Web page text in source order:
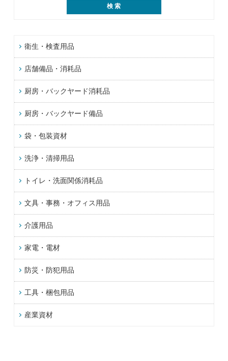
衛生・検査用品
店舗備品・消耗品
厨房・バックヤード消耗品
厨房・バックヤード備品
袋・包装資材
洗浄・清掃用品
トイレ・洗面関係消耗品
文具・事務・オフィス用品
介護用品
家電・電材
防災・防犯用品
工具・梱包用品
産業資材